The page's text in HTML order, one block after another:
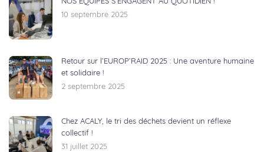
NOS EQUIPES S’ENGAGENT AU QUOTIDIEN !
10 septembre 2025
Retour sur l’EUROP’RAID 2025 : Une aventure humaine
et solidaire !
2 septembre 2025
Chez ACALY, le tri des déchets devient un réflexe
collectif !
31 juillet 2025